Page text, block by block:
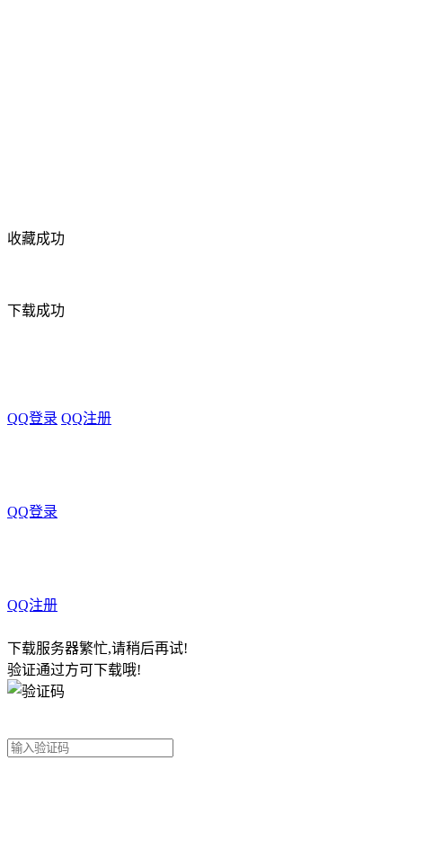
收藏成功
下载成功
QQ登录 QQ注册
QQ登录
QQ注册
下载服务器繁忙,请稍后再试!
验证通过方可下载哦!